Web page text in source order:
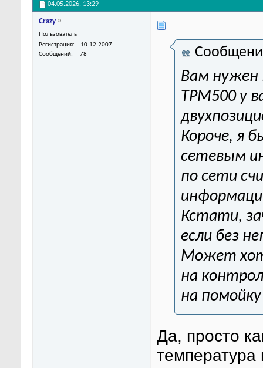
04.05.2026, 13:29
Crazy
Пользователь
Регистрация
10.12.2007
Сообщений
78
Вам нужен
ТРМ500 у
Короче, я
сетевым
по сети
Кстати,
если без
Может
на
на
Да, просто
температура